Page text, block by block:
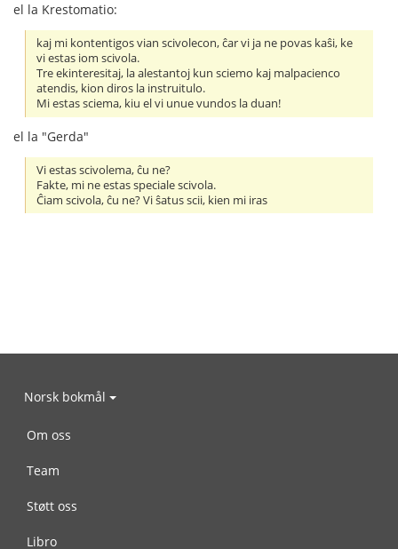
el la Krestomatio:
kaj mi kontentigos vian scivolecon, ĉar vi ja ne povas kaŝi, ke
vi estas iom scivola.
Tre ekinteresitaj, la alestantoj kun sciemo kaj malpacienco
atendis, kion diros la instruitulo.
Mi estas sciema, kiu el vi unue vundos la duan!
el la "Gerda"
Vi estas scivolema, ĉu ne?
Fakte, mi ne estas speciale scivola.
Ĉiam scivola, ĉu ne? Vi ŝatus scii, kien mi iras
Norsk bokmål
Om oss
Team
Støtt oss
Libro